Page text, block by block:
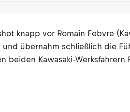
knapp vor Romain Febvre
übernahm schließlich die
Kawasaki-Werksfahrern